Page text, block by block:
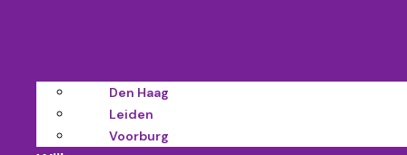
Den Haag
Leiden
Voorburg